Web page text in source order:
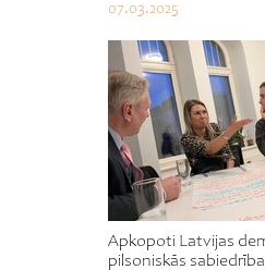
07.03.2025
Apkopoti Latvijas
pilsoniskās